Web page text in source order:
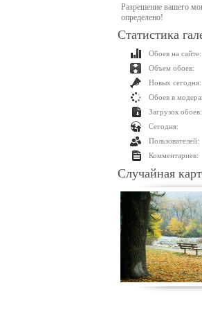
Разрешение вашего
определено!
Статистика
Обоев на сайте:
Объем обоев:
Новых сегодня:
Обоев в
Загрузок обоев:
Сегодня:
Пользователей:
Комментариев:
Случайная